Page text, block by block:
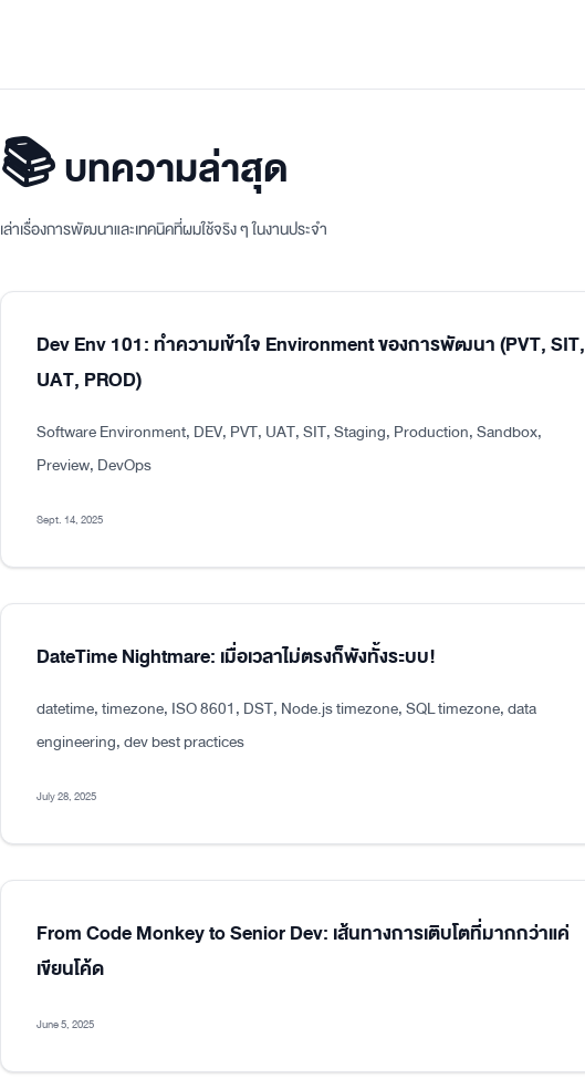
📚 บทความล่าสุด
เล่าเรื่องการพัฒนาและเทคนิคที่ผมใช้จริง ๆ ในงานประจำ
Dev Env 101: ทำความเข้าใจ Environment ของการพัฒนา (PVT, SIT,
UAT, PROD)
Software Environment, DEV, PVT, UAT, SIT, Staging, Production, Sandbox,
Preview, DevOps
Sept. 14, 2025
DateTime Nightmare: เมื่อเวลาไม่ตรงก็พังทั้งระบบ!
datetime, timezone, ISO 8601, DST, Node.js timezone, SQL timezone, data
engineering, dev best practices
July 28, 2025
From Code Monkey to Senior Dev: เส้นทางการเติบโตที่มากกว่าแค่
เขียนโค้ด
June 5, 2025